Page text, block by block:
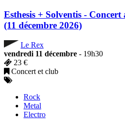
Esthesis + Solventis - Concert
(11 décembre 2026)
Le Rex
vendredi 11 décembre - 19h30
23 €
Concert et club
Rock
Metal
Electro